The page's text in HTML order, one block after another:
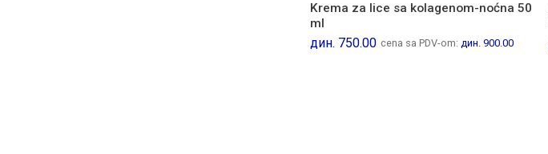
Krema za lice sa kolagenom-noćna 50
ml
дин. 750.00 cena sa PDV-om: дин. 900.00